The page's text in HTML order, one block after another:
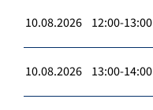
10.08.2026 12:00-13:00
10.08.2026 13:00-14:00